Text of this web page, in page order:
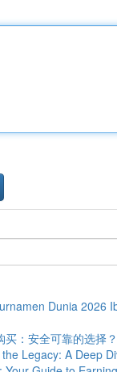
Dunia 2026
买：安全可靠的选择？
Legacy: A Deep